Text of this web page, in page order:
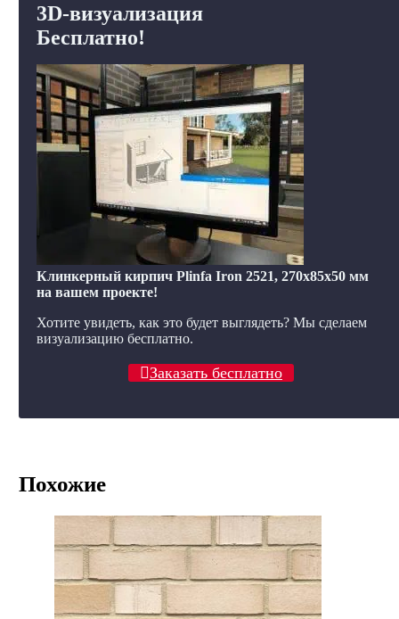
3D-визуализация
Бесплатно!
Клинкерный кирпич Plinfa Iron 2521, 270x85x50 мм
на вашем проекте!
Хотите увидеть, как это будет выглядеть? Мы сделаем
визуализацию бесплатно.
Заказать бесплатно
Похожие